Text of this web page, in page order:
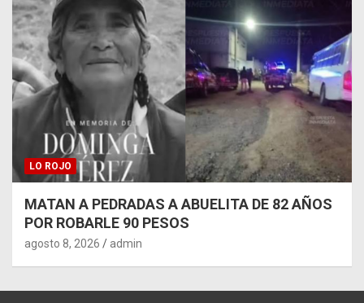
LO ROJO
MATAN A PEDRADAS A ABUELITA DE 82 AÑOS
POR ROBARLE 90 PESOS
agosto 8, 2026 admin